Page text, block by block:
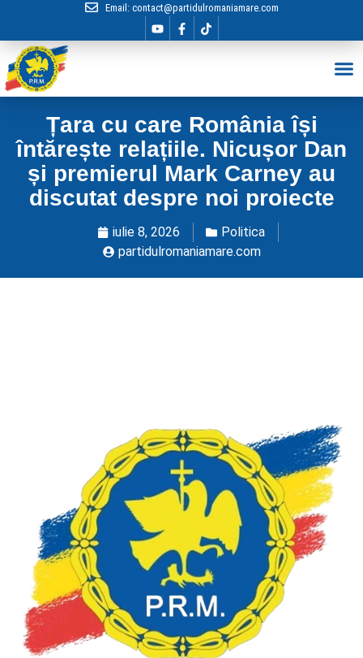
Email: contact@partidulromaniamare.com
Țara cu care România își
întărește relațiile. Nicușor Dan
și premierul Mark Carney au
discutat despre noi proiecte
iulie 8, 2026
Politica
partidulromaniamare.com